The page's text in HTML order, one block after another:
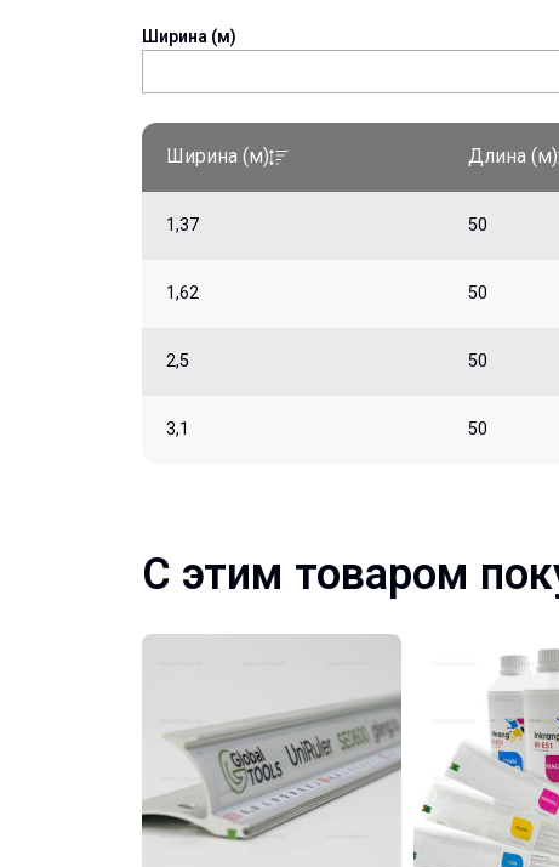
Ширина (м)
Ширина (м) Длина (м)
1,37 50
1,62 50
2,5 50
3,1 50
С этим товаром